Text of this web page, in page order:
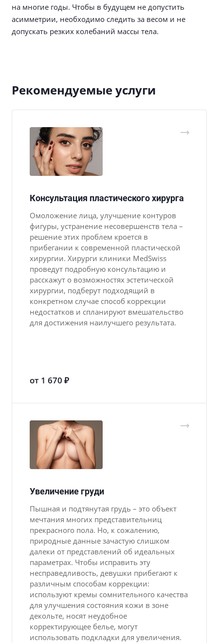
на многие годы. Чтобы в будущем не допустить
асимметрии, необходимо следить за весом и не
допускать резких колебаний массы тела.
Рекомендуемые услуги
Консультация пластического хирурга
Омоложение лица, улучшение контуров
фигуры, устранение несовершенств тела –
решение этих проблем кроется в
прибегании к современной пластической
хирургии. Хирурги клиники MedSwiss
проведут подробную консультацию и
расскажут о возможностях эстетической
хирургии, подберут подходящий в
конкретном случае способ коррекции
недостатков и спланируют вмешательство
для достижения наилучшего результата.
от 1 670 ₽
Увеличение груди
Пышная и подтянутая грудь – это объект
мечтания многих представительниц
прекрасного пола. Но, к сожалению,
природные данные зачастую слишком
далеки от представлений об идеальных
параметрах. Чтобы исправить эту
несправедливость, девушки прибегают к
различным способам коррекции:
используют кремы сомнительного качества
для улучшения состояния кожи в зоне
декольте, носят неудобное
корректирующее белье, могут
использовать подкладки для увеличения.